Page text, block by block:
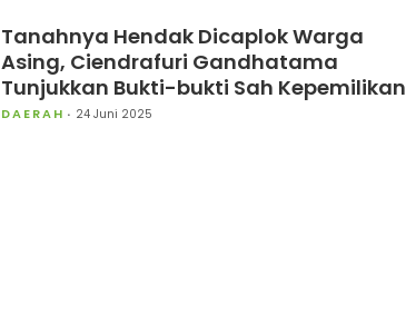
Tanahnya Hendak Dicaplok Warga
Asing, Ciendrafuri Gandhatama
Tunjukkan Bukti-bukti Sah Kepemilikan
DAERAH 24 Juni 2025